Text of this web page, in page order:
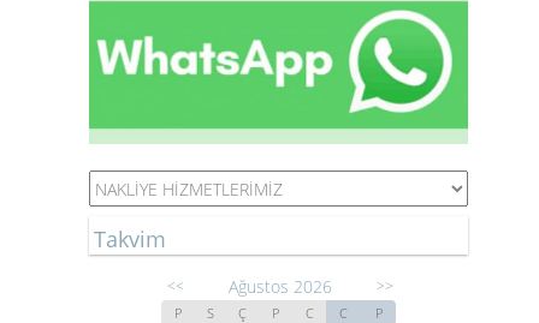
Takvim
<< Ağustos 2026 >>
P S Ç P C C P